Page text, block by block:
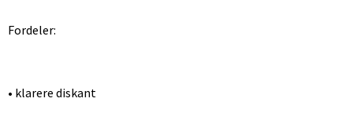
Fordeler:
• klarere diskant